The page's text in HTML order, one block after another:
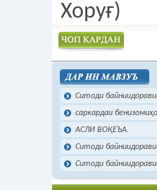
Хоруғ)
Чоп намудан
Ситоди
саркардаи
АСЛИ ВОҚЕЪА.
Ситоди
Ситоди